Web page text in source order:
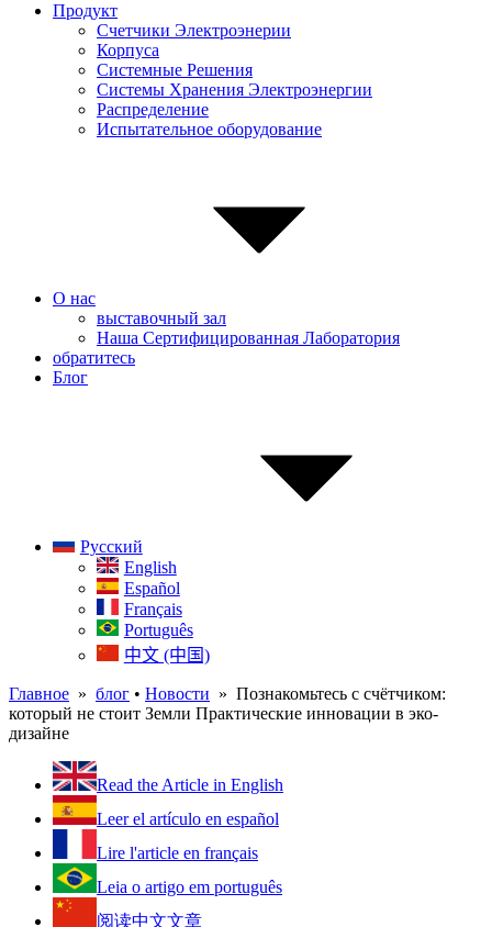
Продукт
Счетчики Электроэнерии
Корпуса
Системные Pешения
Системы Хранения Электроэнергии
Распределение
Испытательное оборудование
О нас
выставочный зал
Наша Сертифицированная Лаборатория
обратитесь
Блог
Русский
English
Español
Français
Português
中文 (中国)
Главное » блог • Новости » Познакомьтесь с счётчиком:
который не стоит Земли Практические инновации в эко-
дизайне
Read the Article in English
Leer el artículo en español
Lire l'article en français
Leia o artigo em português
阅读中文文章